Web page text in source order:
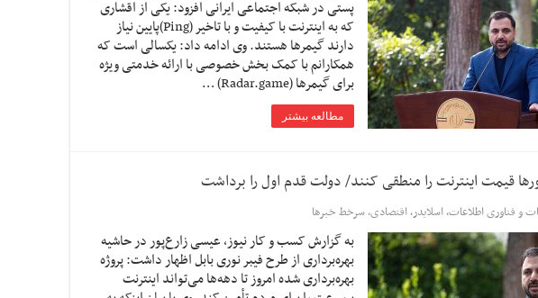
پستی در شبکه اجتماعی ایرانی افزود: یکی از اقشاری
که به اینترنت با کیفیت و با تاخیر (Ping)پایین نیاز
دارند گیمرها هستند. وی ادامه داد: یکسالی است که
همکارانم با کمک بخش خصوصی با ارائه خدمتی ویژه
برای گیمرها (Radar.game) …
مطالعه بیشتر
قیمت اینترنت را منطقی کنند/ دولت قدم اول را برداشت‌
و فناوری اطلاعات,اسلایدر,اقتصادی,سرخط خبرها
به گزارش کسب و کار نیوز، عیسی زارع‌پور در حاشیه
بهر‌ه‌برداری از طرح فیبر نوری بابل اظهار داشت: پروژه
بهره‌برداری شده امروز تا دهه‌ها می‌تواند اینترنت